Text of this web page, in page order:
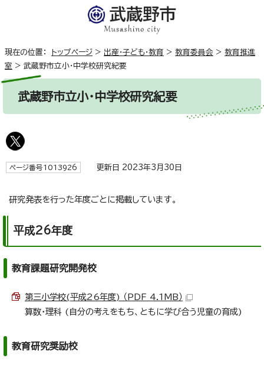
現在の位置： トップページ > 出産・子ども・教育 > 教育委員会 > 教育推進
室 > 武蔵野市立小・中学校研究紀要
武蔵野市立小・中学校研究紀要
ページ番号1013926 更新日 2023年3月30日
研究発表を行った年度ごとに掲載しています。
平成26年度
教育課題研究開発校
第三小学校(平成26年度) （PDF 4.1MB）
算数・理科 (自分の考えをもち、ともに学び合う児童の育成)
教育研究奨励校